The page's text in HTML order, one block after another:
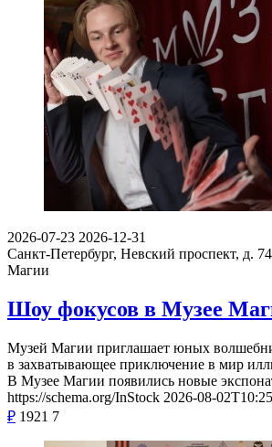
2026-07-23 2026-12-31
Санкт-Петербург, Невский проспект, д.
Магии
Шоу фокусов в Музее
Музей Магии приглашает юных
в захватывающее приключение в мир
В Музее Магии появились новые
https://schema.org/InStock 2026-08-
₽ 1921 7